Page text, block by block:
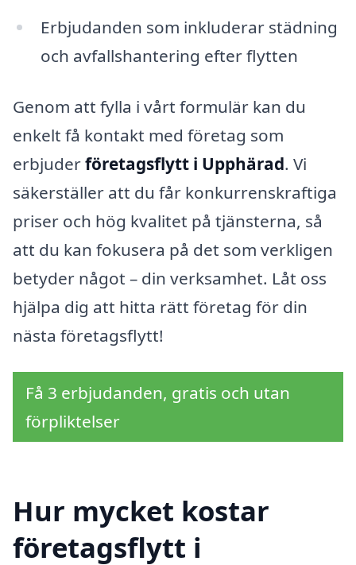
Erbjudanden som inkluderar städning
och avfallshantering efter flytten
Genom att fylla i vårt formulär kan du
enkelt få kontakt med företag som
erbjuderföretagsflytt i Upphärad. Vi
säkerställer att du får konkurrenskraftiga
priser och hög kvalitet på tjänsterna, så
att du kan fokusera på det som verkligen
betyder något – din verksamhet. Låt oss
hjälpa dig att hitta rätt företag för din
nästa företagsflytt!
Få 3 erbjudanden, gratis och utan
förpliktelser
Hur mycket kostar
företagsflytt i